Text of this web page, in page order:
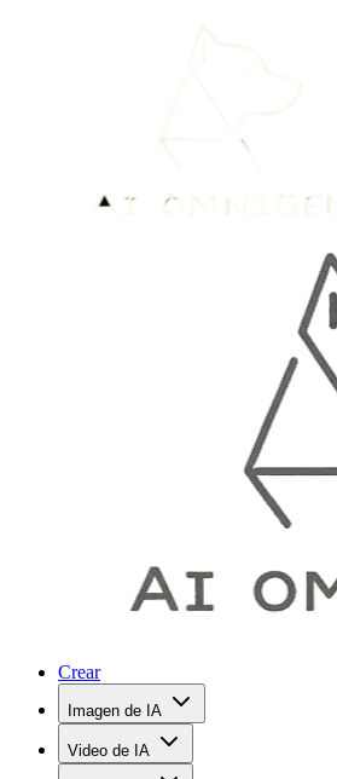
Crear
Imagen de IA
Video de IA